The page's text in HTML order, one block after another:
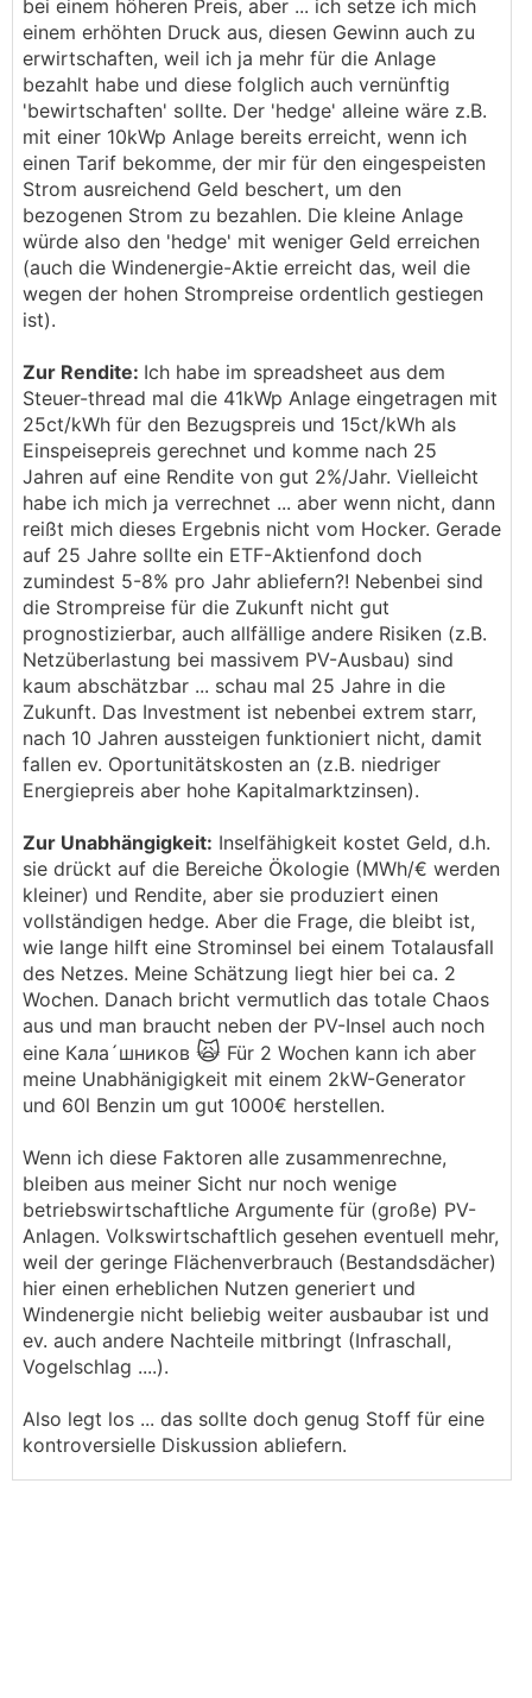
bei einem höheren Preis, aber ... ich setze ich mich
einem erhöhten Druck aus, diesen Gewinn auch zu
erwirtschaften, weil ich ja mehr für die Anlage
bezahlt habe und diese folglich auch vernünftig
'bewirtschaften' sollte. Der 'hedge' alleine wäre z.B.
mit einer 10kWp Anlage bereits erreicht, wenn ich
einen Tarif bekomme, der mir für den eingespeisten
Strom ausreichend Geld beschert, um den
bezogenen Strom zu bezahlen. Die kleine Anlage
würde also den 'hedge' mit weniger Geld erreichen
(auch die Windenergie-Aktie erreicht das, weil die
wegen der hohen Strompreise ordentlich gestiegen
ist).
Zur Rendite: Ich habe im spreadsheet aus dem
Steuer-thread mal die 41kWp Anlage eingetragen mit
25ct/kWh für den Bezugspreis und 15ct/kWh als
Einspeisepreis gerechnet und komme nach 25
Jahren auf eine Rendite von gut 2%/Jahr. Vielleicht
habe ich mich ja verrechnet ... aber wenn nicht, dann
reißt mich dieses Ergebnis nicht vom Hocker. Gerade
auf 25 Jahre sollte ein ETF-Aktienfond doch
zumindest 5-8% pro Jahr abliefern?! Nebenbei sind
die Strompreise für die Zukunft nicht gut
prognostizierbar, auch allfällige andere Risiken (z.B.
Netzüberlastung bei massivem PV-Ausbau) sind
kaum abschätzbar ... schau mal 25 Jahre in die
Zukunft. Das Investment ist nebenbei extrem starr,
nach 10 Jahren aussteigen funktioniert nicht, damit
fallen ev. Oportunitätskosten an (z.B. niedriger
Energiepreis aber hohe Kapitalmarktzinsen).
Zur Unabhängigkeit: Inselfähigkeit kostet Geld, d.h.
sie drückt auf die Bereiche Ökologie (MWh/€ werden
kleiner) und Rendite, aber sie produziert einen
vollständigen hedge. Aber die Frage, die bleibt ist,
wie lange hilft eine Strominsel bei einem Totalausfall
des Netzes. Meine Schätzung liegt hier bei ca. 2
Wochen. Danach bricht vermutlich das totale Chaos
aus und man braucht neben der PV-Insel auch noch
eine Кала´шников 🙀 Für 2 Wochen kann ich aber
meine Unabhänigigkeit mit einem 2kW-Generator
und 60l Benzin um gut 1000€ herstellen.
Wenn ich diese Faktoren alle zusammenrechne,
bleiben aus meiner Sicht nur noch wenige
betriebswirtschaftliche Argumente für (große) PV-
Anlagen. Volkswirtschaftlich gesehen eventuell mehr,
weil der geringe Flächenverbrauch (Bestandsdächer)
hier einen erheblichen Nutzen generiert und
Windenergie nicht beliebig weiter ausbaubar ist und
ev. auch andere Nachteile mitbringt (Infraschall,
Vogelschlag ....).
Also legt los ... das sollte doch genug Stoff für eine
kontroversielle Diskussion abliefern.